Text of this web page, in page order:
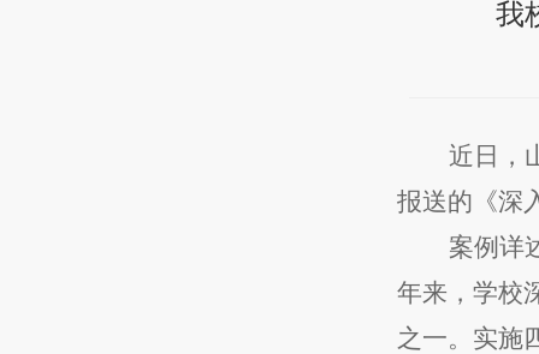
我
近日，
报送的《深
案例详
年来， 学校
之一。实施